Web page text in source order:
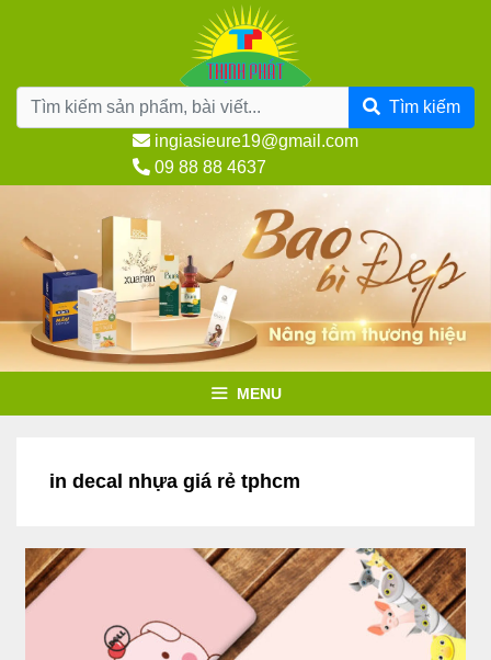
dung
Tìm kiếm
ingiasieure19@gmail.com
09 88 88 4637
MENU
in decal nhựa giá rẻ tphcm